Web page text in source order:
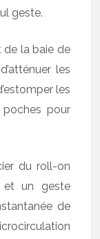
geste.
de la baie de
les
les
pour
du roll-on
et un geste
de